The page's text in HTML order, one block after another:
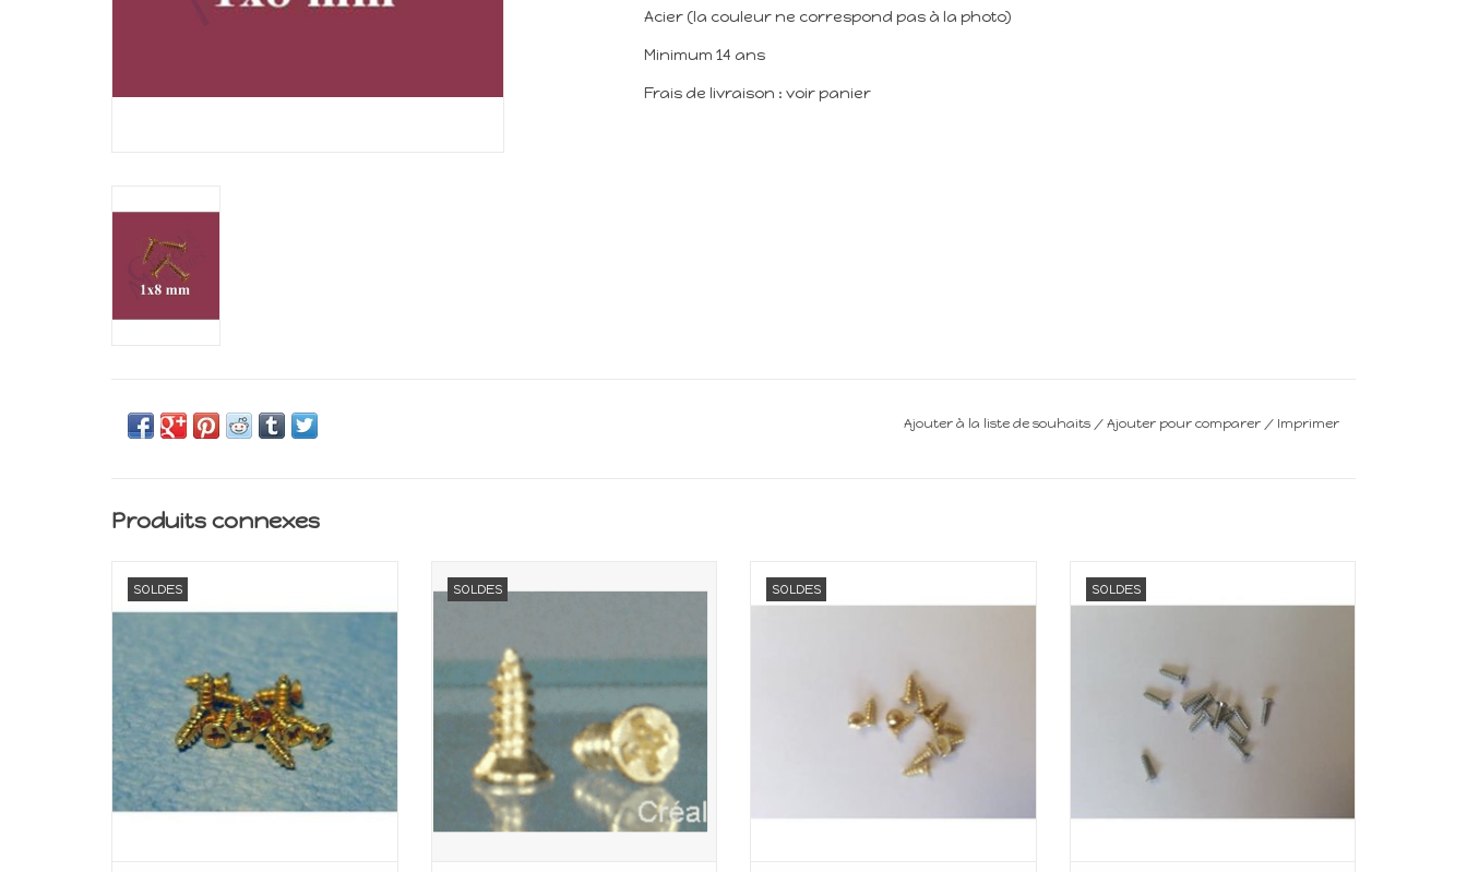
Acier (la couleur ne correspond pas à la photo)
Minimum 14 ans
Frais de livraison : voir panier
Ajouter à la liste de souhaits / Ajouter pour comparer / Imprimer
Produits connexes
SOLDES SOLDES
Echelle 1:12
SOLDES SOLDES
AJOUTER AU PANIER